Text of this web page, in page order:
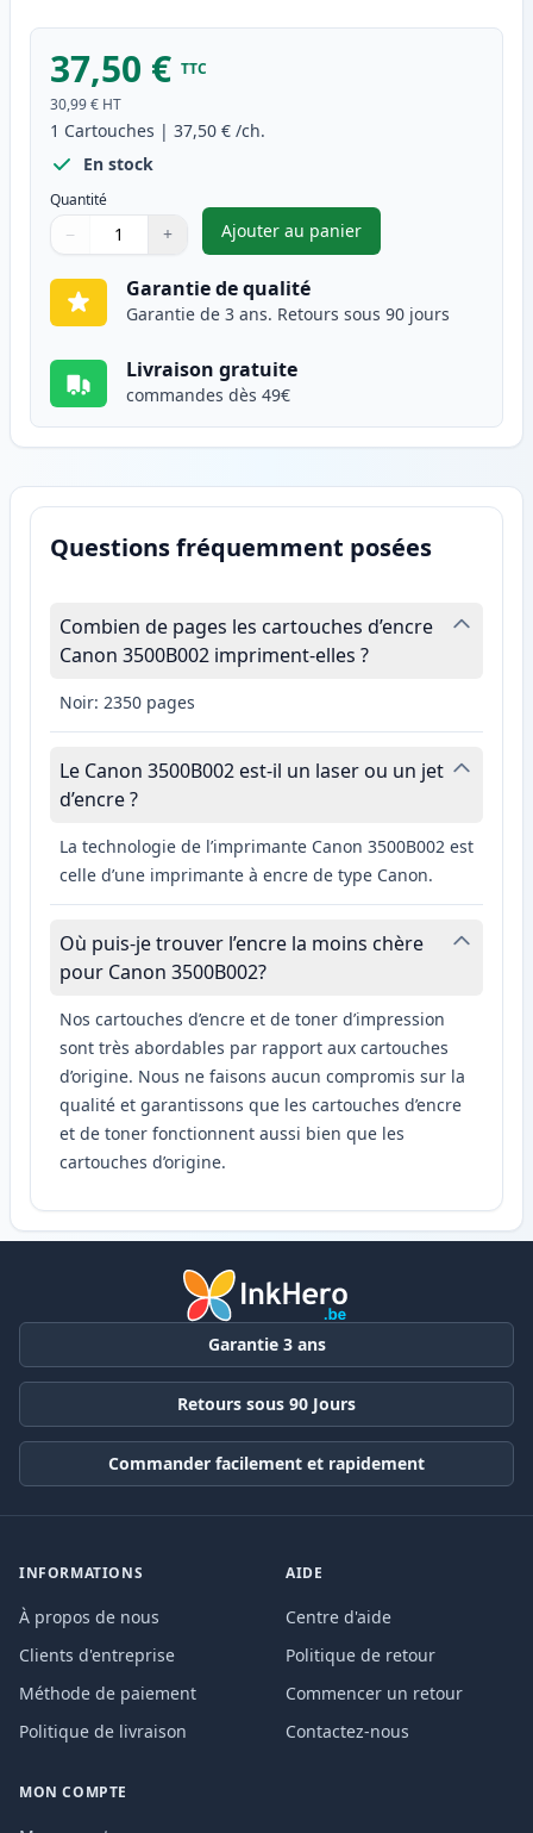
37,50 € TTC
30,99 € HT
1 Cartouches | 37,50 € /ch.
En stock
Quantité
Quantité
Utilisez les boutons pour ajuster
− +
Quantité
Ajouter au panier
,Canon 728 toner compatible
Garantie de qualité
Garantie de 3 ans. Retours sous 90 jours
Livraison gratuite
commandes dès 49€
Questions fréquemment posées
Combien de pages les cartouches d’encre
Canon 3500B002 impriment-elles ?
Noir: 2350 pages
Le Canon 3500B002 est-il un laser ou un jet
d’encre ?
La technologie de l’imprimante Canon 3500B002 est
celle d’une imprimante à encre de type Canon.
Où puis-je trouver l’encre la moins chère
pour Canon 3500B002?
Nos cartouches d’encre et de toner d’impression
sont très abordables par rapport aux cartouches
d’origine. Nous ne faisons aucun compromis sur la
qualité et garantissons que les cartouches d’encre
et de toner fonctionnent aussi bien que les
cartouches d’origine.
Garantie 3 ans
Retours sous 90 Jours
Commander facilement et rapidement
INFORMATIONS
À propos de nous
Clients d'entreprise
Méthode de paiement
Politique de livraison
AIDE
Centre d'aide
Politique de retour
Commencer un retour
Contactez-nous
MON COMPTE